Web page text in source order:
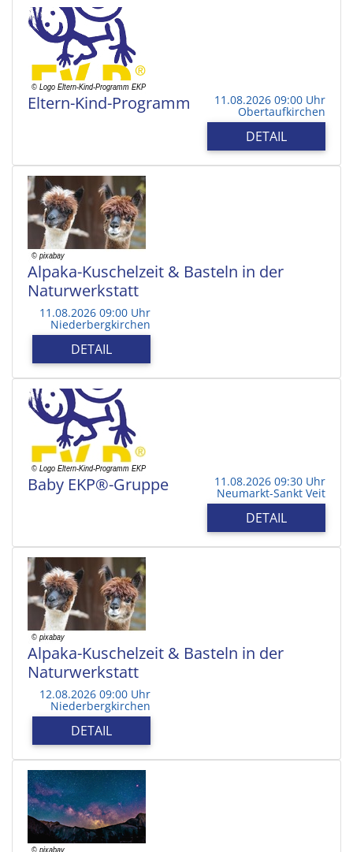
Eltern-Kind-Programm 11.08.2026 09:00 Uhr
Obertaufkirchen
DETAIL
Alpaka-Kuschelzeit & Basteln in der
Naturwerkstatt
11.08.2026 09:00 Uhr
Niederbergkirchen
DETAIL
Baby EKP®-Gruppe 11.08.2026 09:30 Uhr
Neumarkt-Sankt Veit
DETAIL
Alpaka-Kuschelzeit & Basteln in der
Naturwerkstatt
12.08.2026 09:00 Uhr
Niederbergkirchen
DETAIL